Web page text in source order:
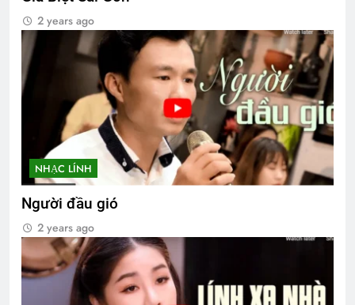
2 years ago
NHẠC LÍNH
Người đầu gió
2 years ago